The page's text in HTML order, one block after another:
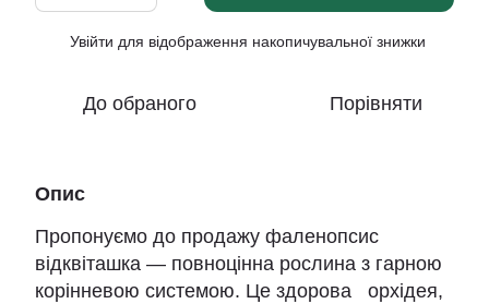
Увійти для відображення накопичувальної знижки
До обраного Порівняти
Опис
Пропонуємо до продажу фаленопсис
відквіташка — повноцінна рослина з гарною
корінневою системою. Це здорова орхідея,